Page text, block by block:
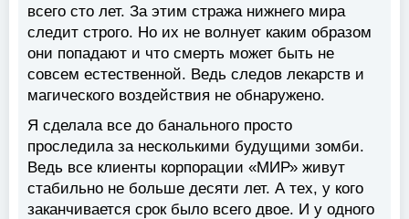
всего сто лет. За этим стража нижнего мира
следит строго. Но их не волнует каким образом
они попадают и что смерть может быть не
совсем естественной. Ведь следов лекарств и
магического воздействия не обнаружено.
Я сделала все до банального просто
проследила за несколькими будущими зомби.
Ведь все клиенты корпорации «МИР» живут
стабильно не больше десяти лет. А тех, у кого
заканчивается срок было всего двое. И у одного